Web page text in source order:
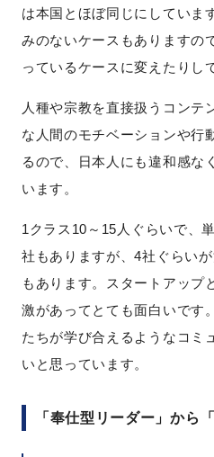
は本国とほぼ同じにしていま
みのないケースもありますの
っているケースに変えたりし
人種や宗教を直接扱うコンテ
な人間のモチベーションや行
るので、日本人にも違和感な
います。
1クラス10～15人ぐらいで、
社もありますが、4社ぐらい
もあります。スタートアップ
激があってとても面白いです
たちが学び合えるようなコミ
いと思っています。
「奉仕型リーダー」から